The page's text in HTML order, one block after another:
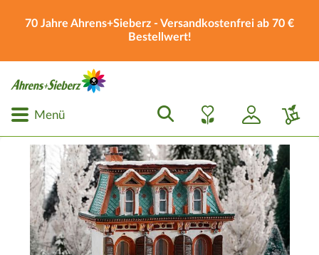
70 Jahre Ahrens+Sieberz - Versandkostenfrei ab 70 €
Bestellwert!
Menü